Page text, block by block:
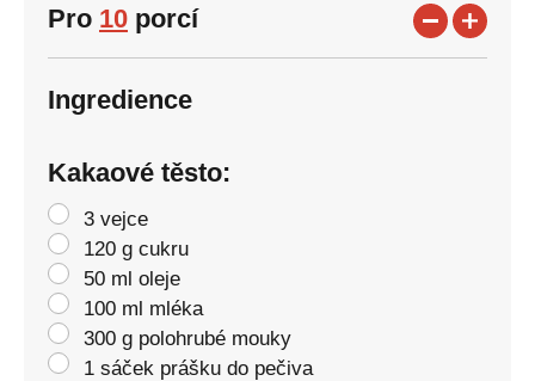
Pro 10 porcí
Ingredience
Kakaové těsto:
3 vejce
120 g cukru
50 ml oleje
100 ml mléka
300 g polohrubé mouky
1 sáček prášku do pečiva